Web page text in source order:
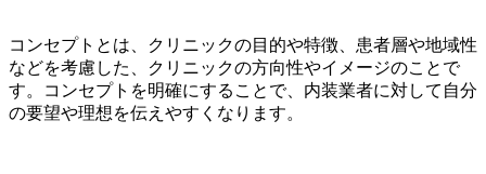
コンセプトとは、クリニックの目的や特徴、患者層や地域性
などを考慮した、クリニックの方向性やイメージのことで
す。コンセプトを明確にすることで、内装業者に対して自分
の要望や理想を伝えやすくなります。